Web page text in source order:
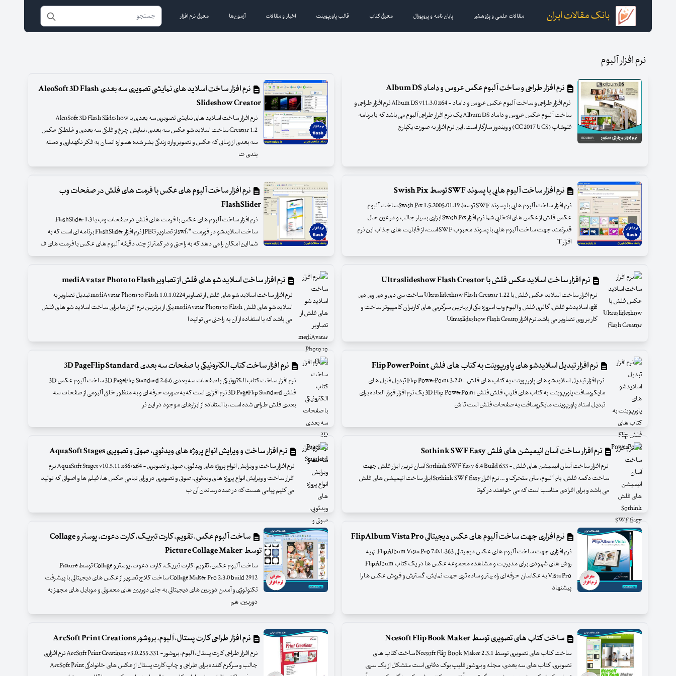
بانک مقالات ایران مقالات علمی و پژوهشی پایان نامه و پروپوزال معرفی کتاب قالب پاورپوینت اخبار و مقالات آزمون‌ها معرفی نرم افزار
نرم افزار آلبوم
نرم افزار طراحی و ساخت آلبوم عکس عروس و داماد Album DS
نرم افزار طراحی و ساخت آلبوم عکس عروس و داماد - Album DS v11.3.0 x64 نرم افزار طراحی و
ساخت آلبوم عکس عروس و داماد Album DS یک نرم افزار طراحی آلبوم می باشد که با برنامه
فتوشاپ (CS تا CC 2017) و ویندوز سازگار است. این نرم افزار به صورت یکپارچ
نرم افزار ساخت اسلاید های نمایشی تصویری سه بعدی AleoSoft 3D Flash
Slideshow Creator
نرم افزار ساخت اسلاید های نمایشی تصویری سه بعدی با AleoSoft 3D Flash Slideshow
Creator 1.2 ساخت اسلاید شو عکس سه بعدی، نمایش چرخ و فلکی سه بعدی و غلطکی عکس
سه بعدی از زمانی که عکس و تصویر وارد زندگی بشر شده همواره انسان به فکر نگهداری و دسته
بندی ت
نرم افزار ساخت آلبوم هایی با پسوند SWF توسط Swish Pix
نرم افزار ساخت آلبوم هایی با پسوند SWF توسط Swish Pix 1.5.2005.01.19 ساخت آلبوم
عکس فلش از عکس های انتخابی شما نرم افزار Swish Pix ابزاری بسیار جالب و در عین حال
قدرتمند جهت ساخت آلبوم هایی با پسوند محبوب SWF است. از قابلیت های جذاب این نرم
افزار T
نرم افزار ساخت آلبوم های عکس با فرمت های فلش در صفحات وب
FlashSlider
نرم افزار ساخت آلبوم های عکس با فرمت های فلش در صفحات وب با FlashSlider 1.3
ساخت اسلایدشو در فورمت *.swf از تصاویر JPEG نرم افزار FlashSlider برنامه ای است که به
شما این امکان را می دهد که به راحتی و در کمتر از چند دقیقه آلبوم های عکس با فرمت های ف
نرم افزار ساخت اسلاید عکس فلش با Ultraslideshow Flash Creator
نرم افزار ساخت اسلاید عکس فلش با Ultraslideshow Flash Creator 1.22 ساخت سی دی و دی وی دی
gif، اسلایدشو فلش، گالری فلش و آلبوم وب امروزه یکی از بهترین سرگرمی های کاربران کامپیوتر ساخت و
کار بر روی تصاویر می باشد.نرم افزار Ultraslideshow Flash Creato
نرم افزار ساخت اسلاید شو های فلش از تصاویر mediAvatar Photo to Flash
نرم افزار ساخت اسلاید شو های فلش از تصاویر mediAvatar Photo to Flash 1.0.1.0224 تبدیل تصاویر به
اسلاید شو های فلش mediAvatar Photo to Flash یکی از برترین نرم افزار ها برای ساخت اسلاید شو های فلش
می باشد که با استفاده از آن به راحتی می توانید ا
نرم افزار تبدیل اسلایدشو های پاورپوینت به کتاب های فلش Flip PowerPoint
نرم افزار تبدیل اسلایدشو های پاورپوینت به کتاب های فلش - Flip PowerPoint 3.2.0 تبدیل فایل های
مایکروسافت پاورپوینت به کتاب های فلیپ فلش فلش 3D Flip PowerPoint یک نرم افزار فوق العاده برای
تبدیل اسناد پاورپوینت مایکروسافت به صفحات فلش است تا ش
نرم افزار ساخت کتاب الکترونیکی با صفحات سه بعدی 3D PageFlip Standard
نرم افزار ساخت کتاب الکترونیکی با صفحات سه بعدی 3D PageFlip Standard 2.6.6 ساخت آلبوم عکس 3D
فلش 3D PageFlip Standard نرم افزاری است که به صورت حرفه ای و به منظور خلق آلبومی از صفحات سه
بعدی فلش طراحی شده است. با استفاده از ابزارهای موجود در این نر
نرم افزار ساخت آسان انیمیشن های فلش Sothink SWF Easy
نرم افزار ساخت آسان انیمیشن های فلش - Sothink SWF Easy 6.4 Build 633 آسان ترین ابزار فلش جهت
ساخت دکمه فلش، بنر، آلبوم، متن متحرک و ... نرم افزار Sothink SWF Easy ابزار ساخت انیمیشن های فلش
می باشد و برای افرادی مناسب است که می خواهند در کوتا
نرم افزار ساخت و ویرایش انواع پروژه های ویدئویی، صوتی و تصویری AquaSoft Stages
نرم افزار ساخت و ویرایش انواع پروژه های ویدئویی، صوتی و تصویری - AquaSoft Stages v10.5.11 x86/x64 نرم
افزار ساخت و ویرایش انواع پروژه های ویدئویی، صوتی و تصویری در ورای تمامی عکس ها، فیلم ها و اصواتی که تولید
می کنیم پیامی هست که در صدد رساندن آن ب
نرم افزاری جهت ساخت آلبوم های عکس دیجیتالی FlipAlbum Vista Pro
نرم افزاری جهت ساخت آلبوم های عکس دیجیتالی FlipAlbum Vista Pro 7.0.1.363 تهیه
روش های شهودی برای مدیریت و مشاهده مجموعه عکس ها در یک کتاب FlipAlbum
Vista Pro به عکاسان حرفه ای راه بهتر و ساده تری جهت نمایش، گسترش و فروش عکس ها را
پیشنهاد
ساخت آلبوم عکس، تقویم، کارت تبریک، کارت دعوت، پوستر و Collage
توسط Picture Collage Maker
ساخت آلبوم عکس، تقویم، کارت تبریک، کارت دعوت، پوستر و Collage توسط Picture
Collage Maker Pro 2.3.0 build 2912 ساخت کلاج تصویر از عکس های دیجیتالی با پیشرفت
تکنولوژی و آمدن دوربین های دیجیتالی به جای دوربین های معمولی و موبایل های مجهز به
دوربین، هم
ساخت کتاب های تصویری توسط Ncesoft Flip Book Maker
ساخت کتاب های تصویری توسط Ncesoft Flip Book Maker 2.3.1 ساخت کتاب های
تصویری، کتاب های سه بعدی، مجله و بروشور فلیپ بوک دفتری است متشکل از یک سری
نرم افزار طراحی کارت پستال، آلبوم، بروشور ArcSoft Print Creations
نرم افزار طراحی کارت پستال، آلبوم، بروشور - ArcSoft Print Creations v3.0.255.331 نرم افزاری
جالب و سرگرم کننده برای طراحی و چاپ کارت پستال از عکس های خانوادگی ArcSoft Print